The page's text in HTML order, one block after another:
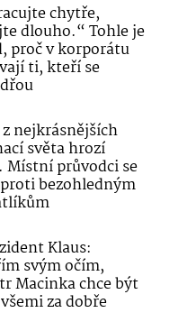
chytře,
dlouho.“ Tohle je
proč v korporátu
ti, kteří se
z nejkrásnějších
světa hrozí
Místní průvodci se
bezohledným
Klaus:
svým očím,
Macinka chce být
za dobře